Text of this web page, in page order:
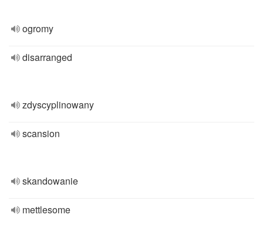
ogromy
disarranged
zdyscyplinowany
scansion
skandowanie
mettlesome